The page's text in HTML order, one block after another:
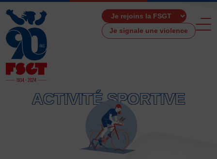
Je signale une violence
ACTIVITÉ SPORTIVE